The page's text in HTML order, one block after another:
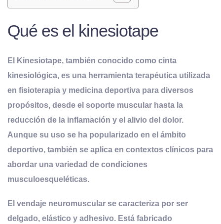
Qué es el kinesiotape
El Kinesiotape, también conocido como cinta
kinesiológica, es una herramienta terapéutica utilizada
en fisioterapia y medicina deportiva para diversos
propósitos, desde el soporte muscular hasta la
reducción de la inflamación y el alivio del dolor.
Aunque su uso se ha popularizado en el ámbito
deportivo, también se aplica en contextos clínicos para
abordar una variedad de condiciones
musculoesqueléticas.
El vendaje neuromuscular se caracteriza por ser
delgado, elástico y adhesivo. Está fabricado